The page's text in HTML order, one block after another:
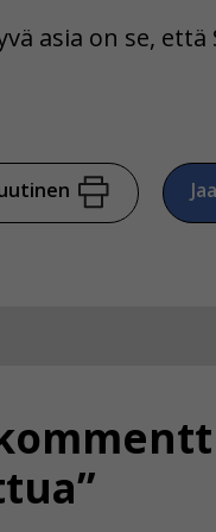
asia on se,